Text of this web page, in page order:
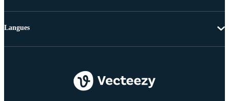
Langues